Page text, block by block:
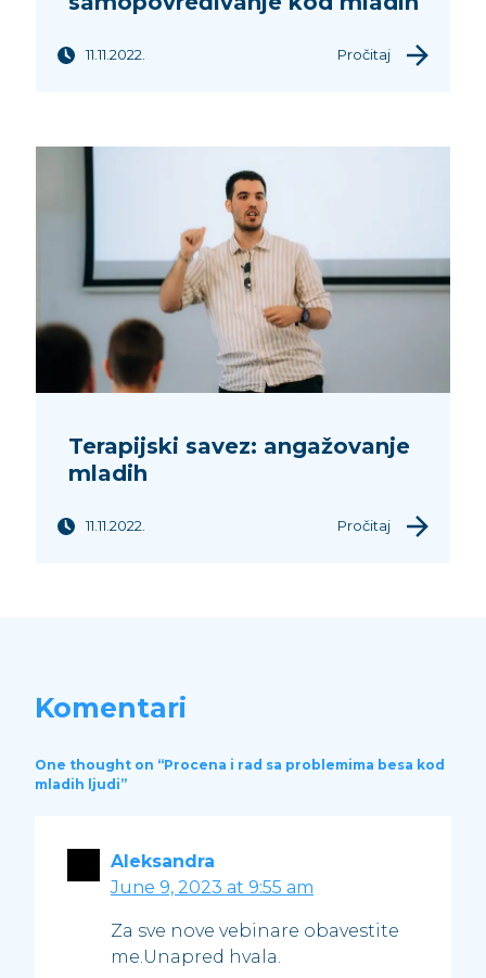
11.11.2022. Pročitaj
Terapijski savez: angažovanje
mladih
11.11.2022. Pročitaj
Komentari
One thought on “Procena i rad sa problemima besa kod
mladih ljudi”
Aleksandra
June 9, 2023 at 9:55 am
Za sve nove vebinare obavestite
me.Unapred hvala.